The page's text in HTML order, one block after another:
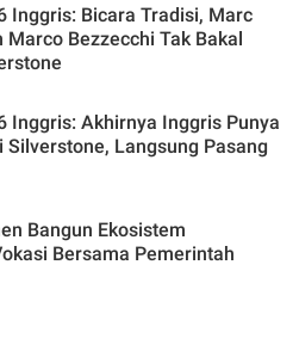
Inggris: Bicara Tradisi, Marc
Marco Bezzecchi Tak Bakal
Silverstone
Inggris: Akhirnya Inggris Punya
Silverstone, Langsung Pasang
Bangun Ekosistem
Bersama Pemerintah